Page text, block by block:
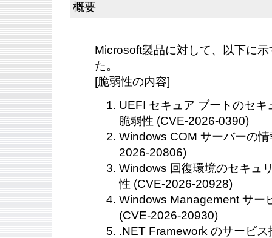
概要
Microsoft製品に対して、以下に
た。
[脆弱性の内容]
UEFI セキュア ブートのセ
脆弱性 (CVE-2026-0390)
Windows COM サーバーの
2026-20806)
Windows 回復環境のセキュ
性 (CVE-2026-20928)
Windows Management サー
(CVE-2026-20930)
.NET Framework のサービ